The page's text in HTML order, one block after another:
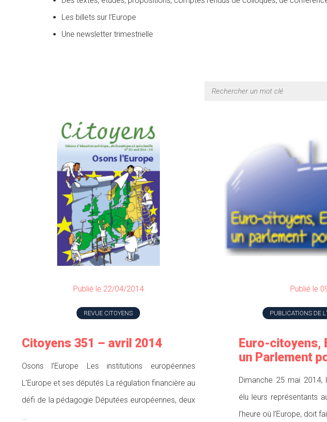
Les billets sur l’Europe
Une newsletter trimestrielle
Publié le 22/04/2014
REVUE CITOYENS
Citoyens 351 – avril 2014
Osons l’Europe Les institutions européennes
L’Europe et ses députés La régulation financière au
défi de la pédagogie Députées européennes, deux
...
Publié le
PUBLICATIONS DE
Euro-citoyens,
un Parlement
Dimanche 25 mai
élu leurs représentants
l’heure où l’Europe, doit